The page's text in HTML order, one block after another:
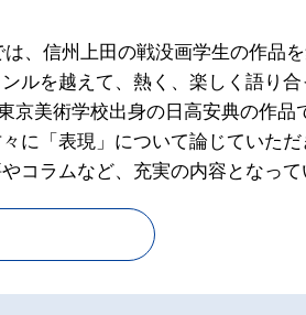
、信州上田の戦没画学生の作品
ルを越えて、熱く、楽しく語り
美術学校出身の日高安典の作品
に「表現」について論じていただ
コラムなど、充実の内容となって